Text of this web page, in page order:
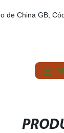
de China GB,